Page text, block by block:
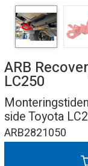
ARB
LC250
side Toyota
ARB2821050